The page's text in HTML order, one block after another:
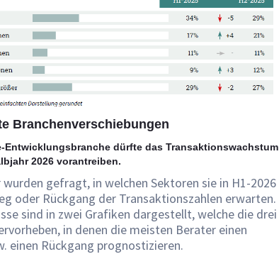
Branchenverschiebungen
Entwicklungsbranche dürfte das Transaktionswachstum
2026 vorantreiben.
wurden gefragt, in welchen Sektoren sie in H1-2026
oder Rückgang der Transaktionszahlen erwarten.
sind in zwei Grafiken dargestellt, welche die drei
in denen die meisten Berater einen
einen Rückgang prognostizieren.